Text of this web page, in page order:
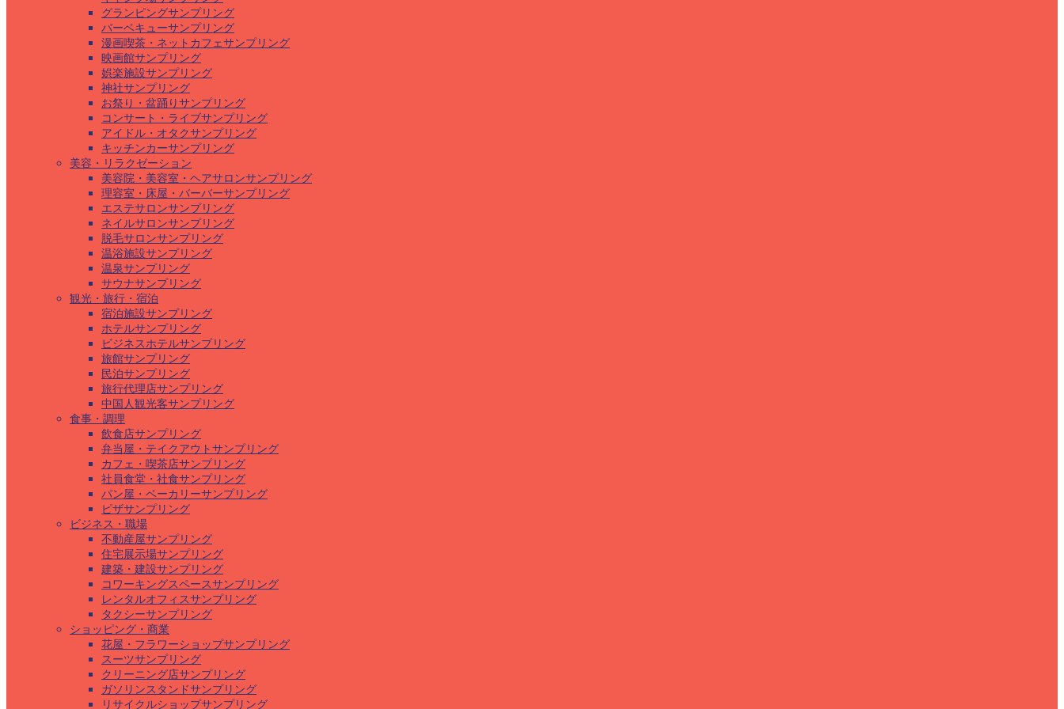
グランピングサンプリング
バーベキューサンプリング
漫画喫茶・ネットカフェサンプリング
映画館サンプリング
娯楽施設サンプリング
神社サンプリング
お祭り・盆踊りサンプリング
コンサート・ライブサンプリング
アイドル・オタクサンプリング
キッチンカーサンプリング
美容・リラクゼーション
美容院・美容室・ヘアサロンサンプリング
理容室・床屋・バーバーサンプリング
エステサロンサンプリング
ネイルサロンサンプリング
脱毛サロンサンプリング
温浴施設サンプリング
温泉サンプリング
サウナサンプリング
観光・旅行・宿泊
宿泊施設サンプリング
ホテルサンプリング
ビジネスホテルサンプリング
旅館サンプリング
民泊サンプリング
旅行代理店サンプリング
中国人観光客サンプリング
食事・調理
飲食店サンプリング
弁当屋・テイクアウトサンプリング
カフェ・喫茶店サンプリング
社員食堂・社食サンプリング
パン屋・ベーカリーサンプリング
ピザサンプリング
ビジネス・職場
不動産屋サンプリング
住宅展示場サンプリング
建築・建設サンプリング
コワーキングスペースサンプリング
レンタルオフィスサンプリング
タクシーサンプリング
ショッピング・商業
花屋・フラワーショップサンプリング
スーツサンプリング
クリーニング店サンプリング
ガソリンスタンドサンプリング
リサイクルショップサンプリング